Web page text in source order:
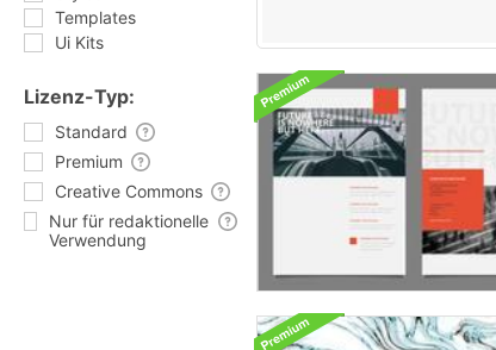
Templates
Ui Kits
Lizenz-Typ:
Standard
Premium
Creative Commons
Nur für redaktionelle
Verwendung